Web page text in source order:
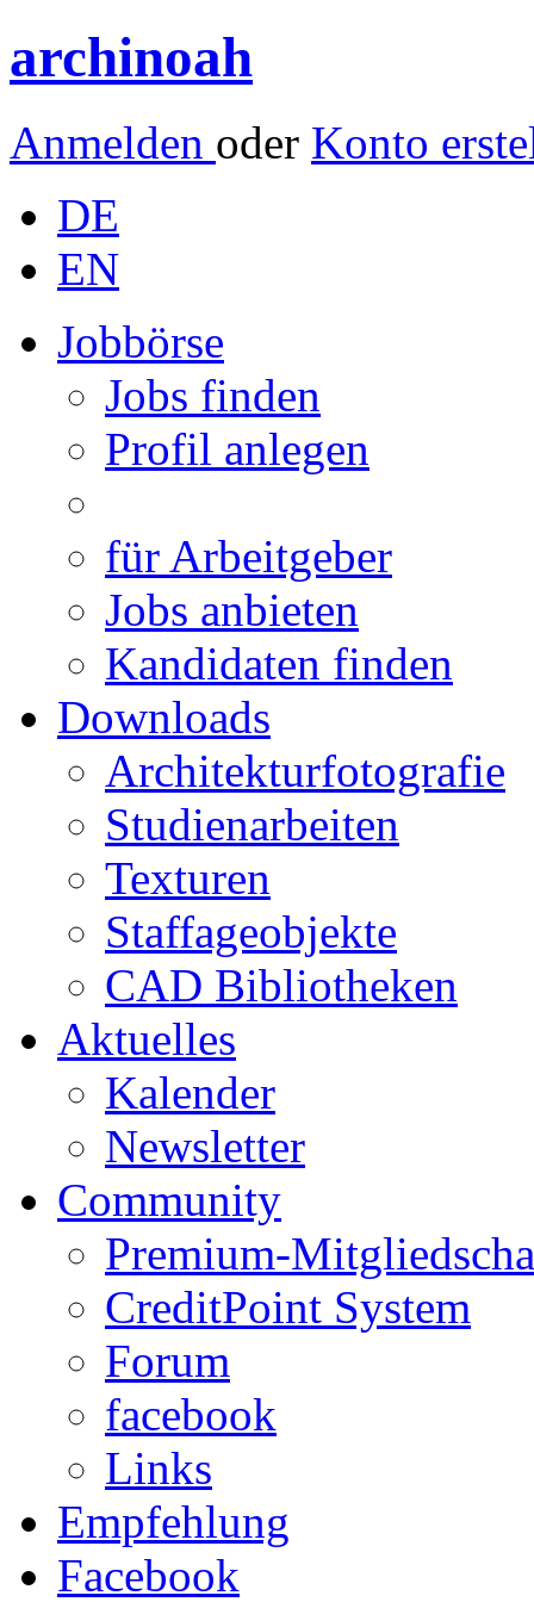
archinoah
Anmelden oder Konto
DE
EN
Jobbörse
Jobs finden
Profil anlegen
für Arbeitgeber
Jobs anbieten
Kandidaten finden
Downloads
Architekturfotografie
Studienarbeiten
Texturen
Staffageobjekte
CAD Bibliotheken
Aktuelles
Kalender
Newsletter
Community
Premium-
CreditPoint System
Forum
facebook
Links
Empfehlung
Facebook